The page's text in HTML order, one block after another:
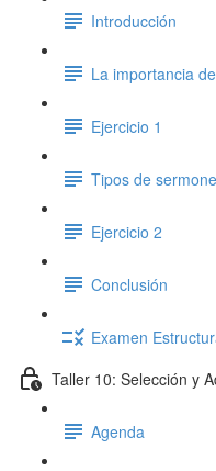
Introducción
La importancia
Ejercicio 1
Tipos de
Ejercicio 2
Conclusión
Examen
Taller 10: Selección y
Agenda